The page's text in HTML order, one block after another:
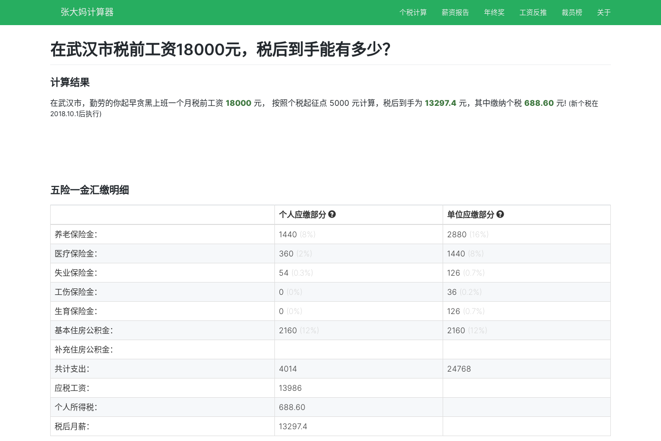
张大妈计算器 个税计算 薪资报告 年终奖 工资反推 裁员榜 关于
在武汉市税前工资18000元，税后到手能有多少？
计算结果
在武汉市，勤劳的你起早贪黑上班一个月税前工资 18000 元， 按照个税起征点 5000 元计算，税后到手为 13297.4 元，其中缴纳个税 688.60 元! (新个税在
2018.10.1后执行)
五险一金汇缴明细
个人应缴部分
单位应缴部分
养老保险金：
1440 (8%) 2880 (16%)
医疗保险金：
360 (2%) 1440 (8%)
失业保险金：
54 (0.3%) 126 (0.7%)
工伤保险金：
0 (0%) 36 (0.2%)
生育保险金：
0 (0%) 126 (0.7%)
基本住房公积金：
2160 (12%) 2160 (12%)
补充住房公积金：
共计支出：
4014
24768
应税工资：
13986
个人所得税：
688.60
税后月薪：
13297.4